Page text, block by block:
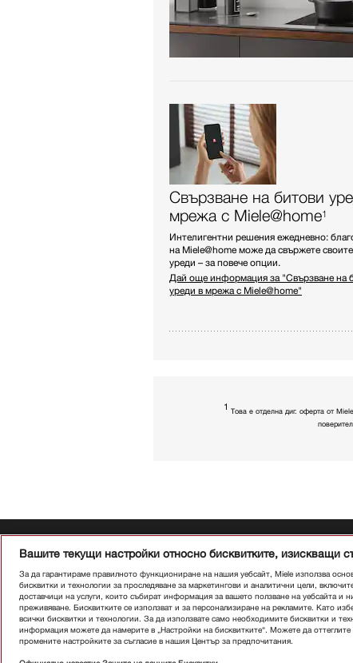
Свързване на битови
мрежа с Miele@home1
Интелигентни решения ежедневно:
на Miele@home може да свържете
уреди – за повече опции.
Дай още информация за "Свързване на
уреди в мрежа с Miele@home"
1 Това е отделна диг. оферта от
Вашите текущи настройки относно бисквитките, изискващи
За да гарантираме правилното функциониране на нашия уебсайт, Miele използва
бисквитки и технологии за проследяване за маркетингови и аналитични цели,
доставчици на услуги, които събират информация за вашето ползване на уебсайта
преживяване. Бисквитките се използват и за персонализиране на рекламите. Като
всички бисквитки и технологии. За да използвате само необходимите бисквитки и
информация можете да намерите в „Настройки на бисквитките“. Можете да
промените настройките за съгласие в нашия Център за предпочитания.